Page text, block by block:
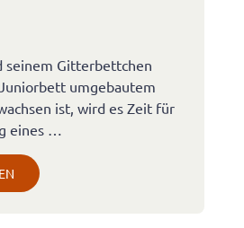
seinem Gitterbettchen
umgebautem
ist, wird es Zeit für
eines …